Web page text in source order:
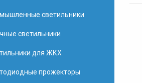
светильники
светильники
для ЖКХ
прожекторы